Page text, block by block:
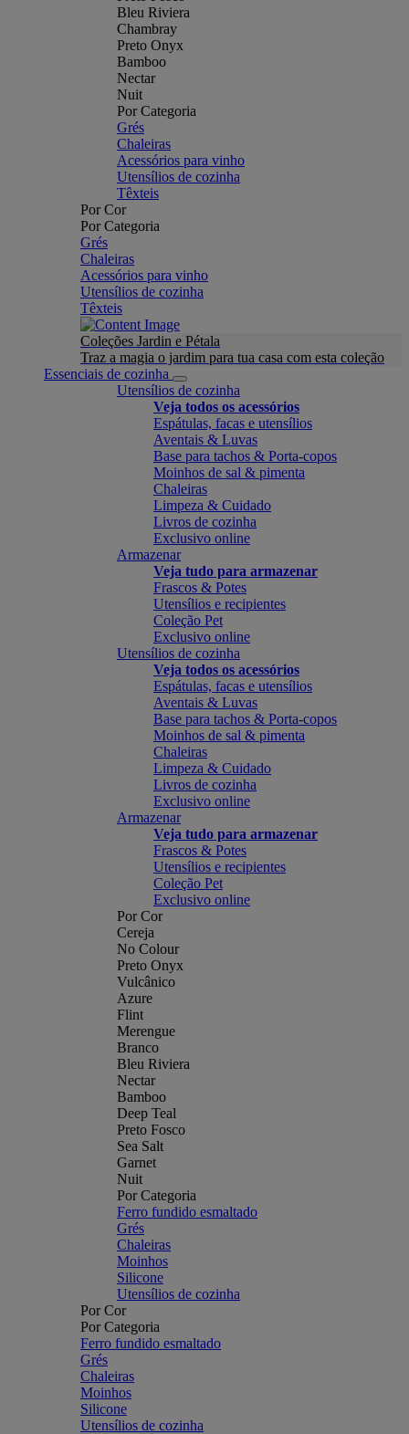
Bleu Riviera
Chambray
Preto Onyx
Bamboo
Nectar
Nuit
Por Categoria
Grés
Chaleiras
Acessórios para vinho
Utensílios de cozinha
Têxteis
Por Cor
Por Categoria
Grés
Chaleiras
Acessórios para vinho
Utensílios de cozinha
Têxteis
Coleções Jardin e Pétala
Traz a magia o jardim para tua casa com esta coleção
Essenciais de cozinha
Utensílios de cozinha
Veja todos os acessórios
Espátulas, facas e utensílios
Aventais & Luvas
Base para tachos & Porta-copos
Moinhos de sal & pimenta
Chaleiras
Limpeza & Cuidado
Livros de cozinha
Exclusivo online
Armazenar
Veja tudo para armazenar
Frascos & Potes
Utensílios e recipientes
Coleção Pet
Exclusivo online
Utensílios de cozinha
Veja todos os acessórios
Espátulas, facas e utensílios
Aventais & Luvas
Base para tachos & Porta-copos
Moinhos de sal & pimenta
Chaleiras
Limpeza & Cuidado
Livros de cozinha
Exclusivo online
Armazenar
Veja tudo para armazenar
Frascos & Potes
Utensílios e recipientes
Coleção Pet
Exclusivo online
Por Cor
Cereja
No Colour
Preto Onyx
Vulcânico
Azure
Flint
Merengue
Branco
Bleu Riviera
Nectar
Bamboo
Deep Teal
Preto Fosco
Sea Salt
Garnet
Nuit
Por Categoria
Ferro fundido esmaltado
Grés
Chaleiras
Moinhos
Silicone
Utensílios de cozinha
Por Cor
Por Categoria
Ferro fundido esmaltado
Grés
Chaleiras
Moinhos
Silicone
Utensílios de cozinha